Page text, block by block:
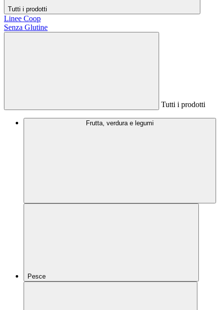
Tutti i prodotti
Linee Coop
Senza Glutine
Tutti i prodotti
Frutta, verdura e legumi
Pesce